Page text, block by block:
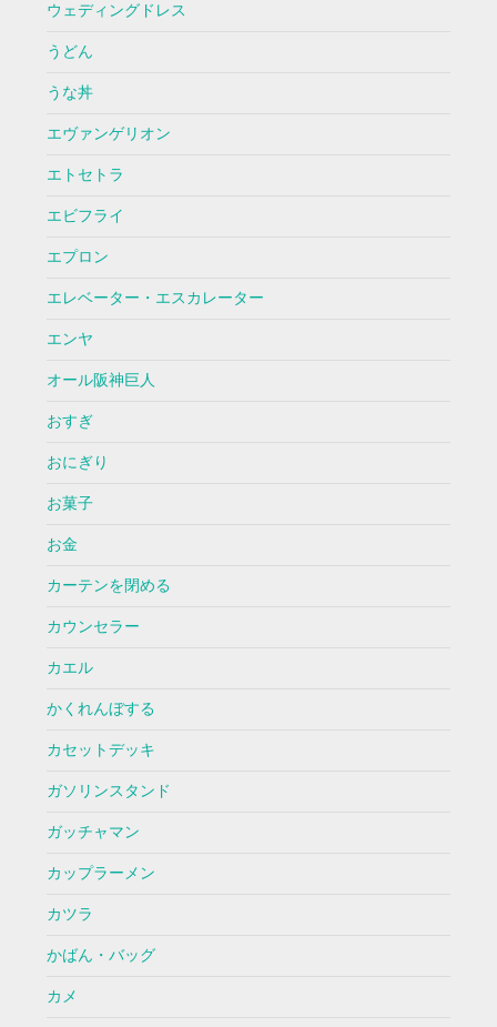
ウェディングドレス
うどん
うな丼
エヴァンゲリオン
エトセトラ
エビフライ
エプロン
エレベーター・エスカレーター
エンヤ
オール阪神巨人
おすぎ
おにぎり
お菓子
お金
カーテンを閉める
カウンセラー
カエル
かくれんぼする
カセットデッキ
ガソリンスタンド
ガッチャマン
カップラーメン
カツラ
かばん・バッグ
カメ